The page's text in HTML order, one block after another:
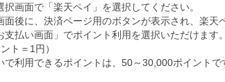
択画面で「楽天ペイ」を選択してください。
面後に、決済ページ用のボタンが表示され、楽天
払い画面」でポイント利用を選択いただけます
ト＝1円）
で利用できるポイントは、50～30,000ポイントで